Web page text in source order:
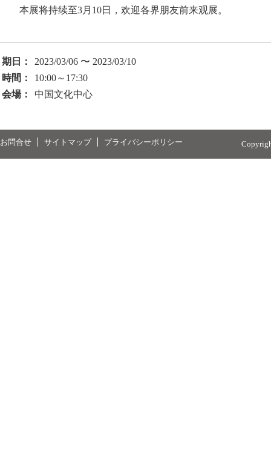
本展将持续至3月10日，欢迎各界朋友前来观展。
期日：
2023/03/06 〜 2023/03/10
時間：
10:00～17:30
会場：
中国文化中心
お問合せ サイトマップ プライバシーポリシー